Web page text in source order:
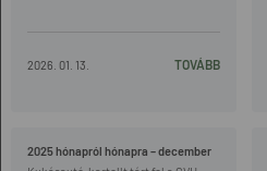
2026. 01. 13. TOVÁBB
2025 hónapról hónapra – december